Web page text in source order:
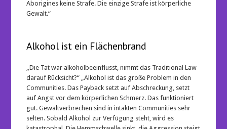
Aborigines keine Strafe. Die einzige Strafe ist körperliche
Gewalt.“
Alkohol ist ein Flächenbrand
„Die Tat war alkoholbeeinflusst, nimmt das Traditional Law
darauf Rücksicht?“ „Alkohol ist das große Problem in den
Communities. Das Payback setzt auf Abschreckung, setzt
auf Angst vor dem körperlichen Schmerz. Das funktioniert
gut. Gewaltverbrechen sind in intakten Communities sehr
selten. Sobald Alkohol zur Verfügung steht, wird es